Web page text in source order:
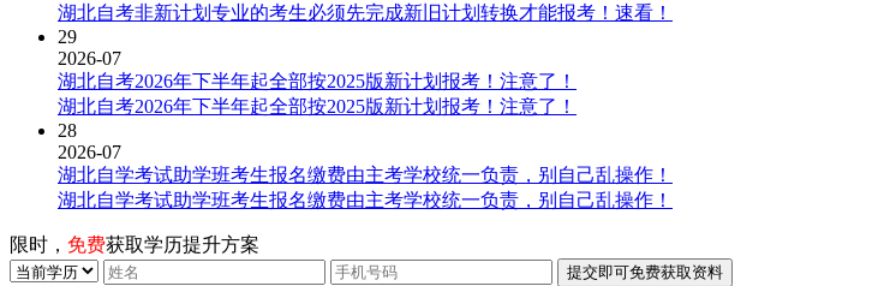
湖北自考非新计划专业的考生必须先完成新旧计划转换才能报考！速看！
29
2026-07
湖北自考2026年下半年起全部按2025版新计划报考！注意了！
湖北自考2026年下半年起全部按2025版新计划报考！注意了！
28
2026-07
湖北自学考试助学班考生报名缴费由主考学校统一负责，别自己乱操作！
湖北自学考试助学班考生报名缴费由主考学校统一负责，别自己乱操作！
限时， 免费获取学历提升方案